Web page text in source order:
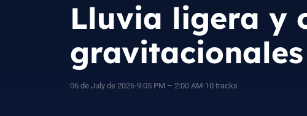
Lluvia ligera y
06 de July de 2026•9:05 PM – 2:00 AM•10 tracks